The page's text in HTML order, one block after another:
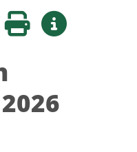
Seite druckenWeitere Infos